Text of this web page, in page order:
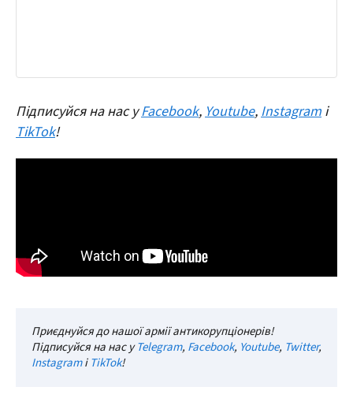
Підписуйся на нас уFacebook,Youtube,Instagram і
TikTok!
Приєднуйся до нашої армії антикорупціонерів!
Підписуйся на нас уTelegram, Facebook, Youtube, Twitter,
InstagramіTikTok!